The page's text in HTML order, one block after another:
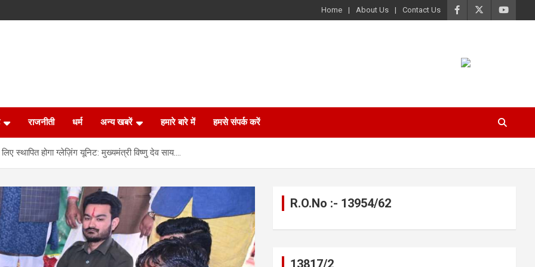
Home About Us Contact Us
राजनीती धर्म अन्य खबरें हमारे बारे में हमसे संपर्क करें
स्थापित होगा ग्लेज़िंग यूनिट: मुख्यमंत्री विष्णु देव साय….
R.O.No :- 13954/62
13817/2